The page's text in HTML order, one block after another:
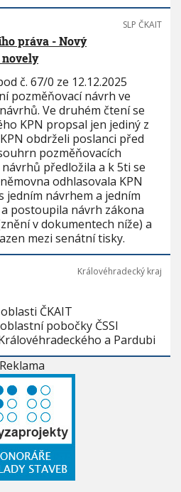
SLP ČKAIT
práva - Nový
novely
č. 67/0 ze 12.12.2025
pozměňovací návrh ve
Ve druhém čtení se
KPN propsal jen jediný z
obdrželi poslanci před
pozměňovacích
předložila a k 5ti se
odhlasovala KPN
jedním návrhem a jedním
postoupila návrh zákona
v dokumentech níže) a
mezi senátní tisky.
Královéhradecký kraj
ČKAIT
pobočky ČSSI
a Pardubi
Reklama